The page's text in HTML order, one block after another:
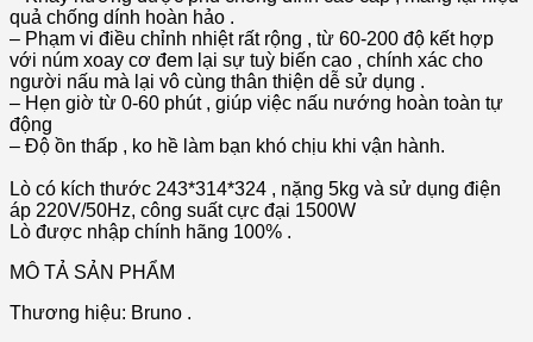
quả chống dính hoàn hảo .
– Phạm vi điều chỉnh nhiệt rất rộng , từ 60-200 độ kết hợp
với núm xoay cơ đem lại sự tuỳ biến cao , chính xác cho
người nấu mà lại vô cùng thân thiện dễ sử dụng .
– Hẹn giờ từ 0-60 phút , giúp việc nấu nướng hoàn toàn tự
động
– Độ ồn thấp , ko hề làm bạn khó chịu khi vận hành.
Lò có kích thước 243*314*324 , nặng 5kg và sử dụng điện
áp 220V/50Hz, công suất cực đại 1500W
Lò được nhập chính hãng 100% .
MÔ TẢ SẢN PHẨM
Thương hiệu: Bruno .